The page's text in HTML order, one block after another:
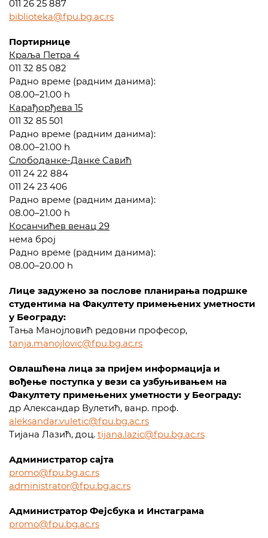
011 26 25 887
biblioteka@fpu.bg.ac.rs
Портирнице
Краља Петра 4
011 32 85 082
Радно време (радним данима):
08.00–21.00 h
Карађорђева 15
011 32 85 501
Радно време (радним данима):
08.00–21.00 h
Слободанке-Данке Савић
011 24 22 884
011 24 23 406
Радно време (радним данима):
08.00–21.00 h
Косанчићев венац 29
нема број
Радно време (радним данима):
08.00–20.00 h
Лице задужено за послове планирања подршке
студентима на Факултету примењених уметности
у Београду:
Тања Манојловић редовни професор,
tanja.manojlovic@fpu.bg.ac.rs
Овлашћена лица за пријем информација и
вођење поступка у вези са узбуњивањем на
Факултету примењених уметности у Београду:
др Александар Вулетић, ванр. проф.
aleksandar.vuletic@fpu.bg.ac.rs
Тијана Лазић, доц. tijana.lazic@fpu.bg.ac.rs
Администратор сајта
promo@fpu.bg.ac.rs
administrator@fpu.bg.ac.rs
Администратор Фејсбука и Инстаграма
promo@fpu.bg.ac.rs